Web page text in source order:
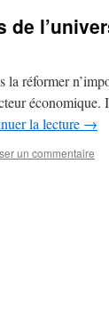
de
réformer
économique.
la lecture →
un commentaire